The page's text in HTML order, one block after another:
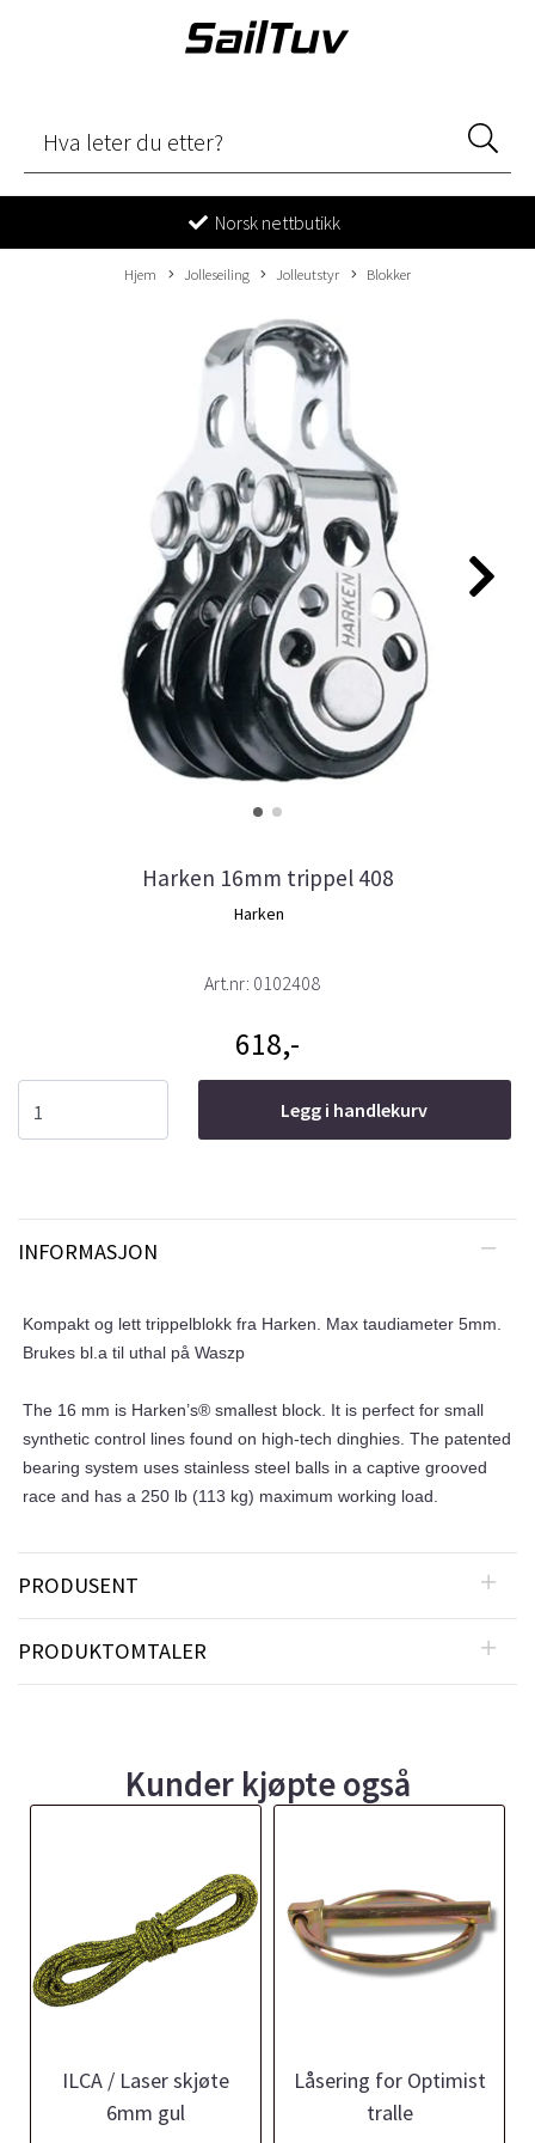
Norsk nettbutikk
Hjem Jolleseiling Jolleutstyr Blokker
Harken 16mm trippel 408
Harken
Art.nr: 0102408
618,-
Legg i handlekurv
INFORMASJON
Kompakt og lett trippelblokk fra Harken. Max taudiameter 5mm.
Brukes bl.a til uthal på Waszp
The 16 mm is Harken’s® smallest block. It is perfect for small
synthetic control lines found on high-tech dinghies. The patented
bearing system uses stainless steel balls in a captive grooved
race and has a 250 lb (113 kg) maximum working load.
PRODUSENT
PRODUKTOMTALER
Kunder kjøpte også
ILCA / Laser skjøte
6mm gul
Låsering for Optimist
tralle